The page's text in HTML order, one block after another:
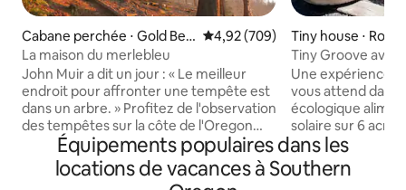
Cabane perchée ⋅ Gold Bea
ch
Évaluation moyenne sur la
4,92 (709)
La maison du merlebleu
John Muir a dit un jour : « Le meilleur
endroit pour affronter une tempête est
dans un arbre. » Profitez de l'observation
des tempêtes sur la côte de l'Oregon
d'une manière unique : soyez au chaud
et confortable à l'intérieur, sentez le
balancement de l'arbre et regardez les
Tiny house ⋅
Tiny Groove avec
Une expérience
vous attend dans
écologique
solaire sur 6 acres
maison est
une rainure de la
dessus de la
Équipements populaires dans les
locations de vacances à Southern